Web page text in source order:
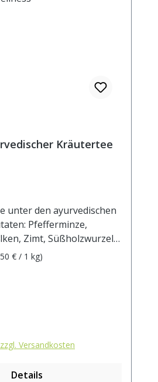
Kräutertee
unter den ayurvedischen
Pfefferminze,
Zimt, Süßholzwurzel,
Kalmuswurzel,
l. kochendem Wasser
max.10 min.
€ / 1 kg)
Versandkosten
Details